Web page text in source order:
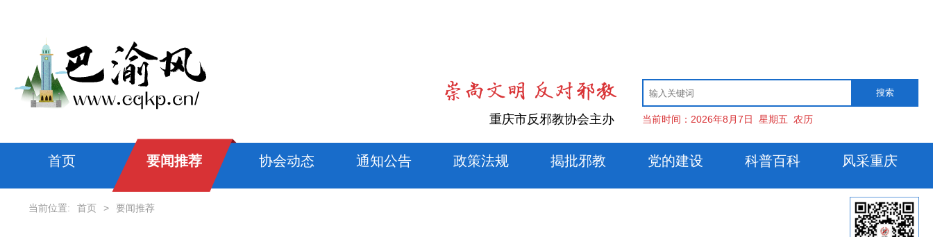
重庆市反邪教协会主办 当前时间： 2026年8月7日 星期五 农历
首页 要闻推荐 协会动态 通知公告 政策法规 揭批邪教 党的建设 科普百科 风采重庆
当前位置: 首页 > 要闻推荐